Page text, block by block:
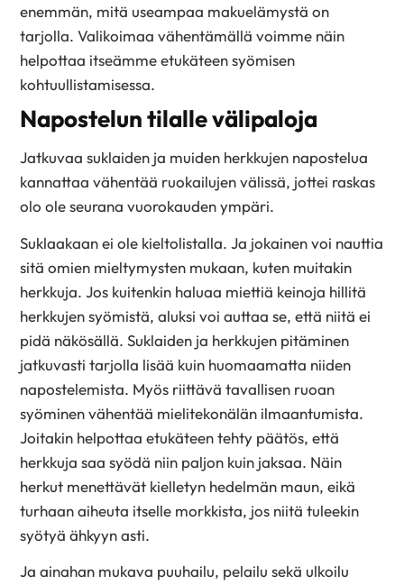
enemmän, mitä useampaa makuelämystä on
tarjolla. Valikoimaa vähentämällä voimme näin
helpottaa itseämme etukäteen syömisen
kohtuullistamisessa.
Napostelun tilalle välipaloja
Jatkuvaa suklaiden ja muiden herkkujen napostelua
kannattaa vähentää ruokailujen välissä, jottei raskas
olo ole seurana vuorokauden ympäri.
Suklaakaan ei ole kieltolistalla. Ja jokainen voi nauttia
sitä omien mieltymysten mukaan, kuten muitakin
herkkuja. Jos kuitenkin haluaa miettiä keinoja hillitä
herkkujen syömistä, aluksi voi auttaa se, että niitä ei
pidä näkösällä. Suklaiden ja herkkujen pitäminen
jatkuvasti tarjolla lisää kuin huomaamatta niiden
napostelemista. Myös riittävä tavallisen ruoan
syöminen vähentää mielitekonälän ilmaantumista.
Joitakin helpottaa etukäteen tehty päätös, että
herkkuja saa syödä niin paljon kuin jaksaa. Näin
herkut menettävät kielletyn hedelmän maun, eikä
turhaan aiheuta itselle morkkista, jos niitä tuleekin
syötyä ähkyyn asti.
Ja ainahan mukava puuhailu, pelailu sekä ulkoilu